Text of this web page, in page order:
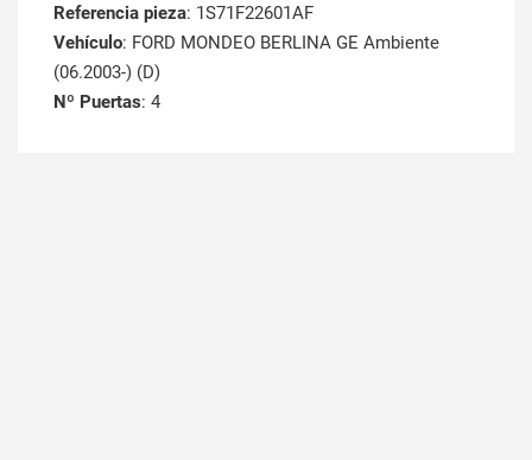
Referencia pieza: 1S71F22601AF
Vehículo: FORD MONDEO BERLINA GE Ambiente
(06.2003-) (D)
Nº Puertas: 4